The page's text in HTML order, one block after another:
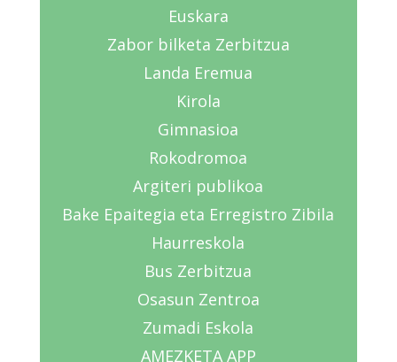
Euskara
Zabor bilketa Zerbitzua
Landa Eremua
Kirola
Gimnasioa
Rokodromoa
Argiteri publikoa
Bake Epaitegia eta Erregistro Zibila
Haurreskola
Bus Zerbitzua
Osasun Zentroa
Zumadi Eskola
AMEZKETA APP